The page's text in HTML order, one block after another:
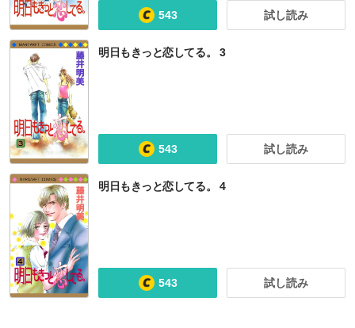
543 試し読み
明日もきっと恋してる。 3
543 試し読み
明日もきっと恋してる。 4
543 試し読み